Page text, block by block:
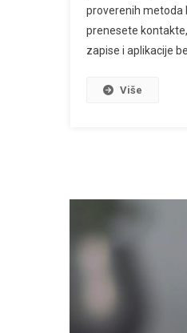
proverenih metoda
prenesete
zapise i aplikacije
Više